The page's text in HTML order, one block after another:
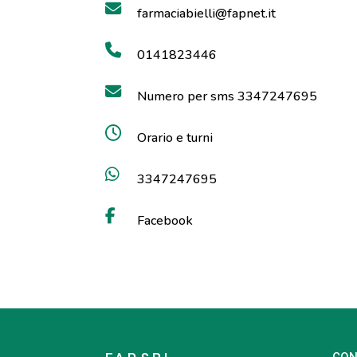
farmaciabielli@fapnet.it
0141823446
Numero per sms 3347247695
Orario e turni
3347247695
Facebook